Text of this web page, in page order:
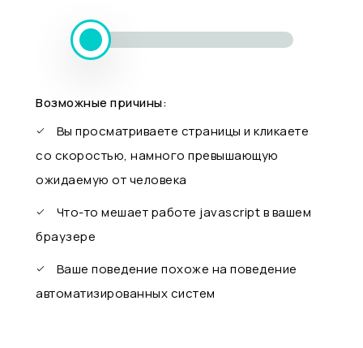
Возможные причины:
Вы просматриваете страницы и кликаете
со скоростью, намного превышающую
ожидаемую от человека
Что-то мешает работе javascript в вашем
браузере
Ваше поведение похоже на поведение
автоматизированных систем